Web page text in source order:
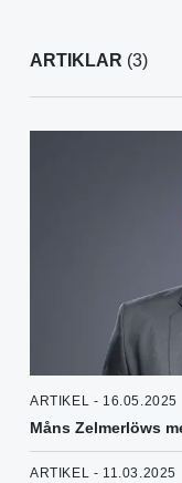
ARTIKLAR (3)
ARTIKEL - 16.05.2025
Måns Zelmerlöws
ARTIKEL - 11.03.2025